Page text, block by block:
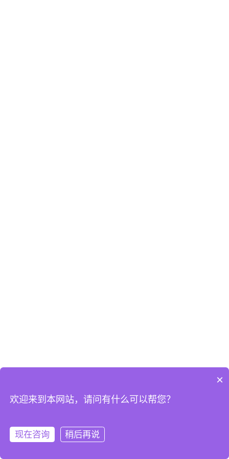
×
欢迎来到本网站，请问有什么可以帮您？
现在咨询 稍后再说